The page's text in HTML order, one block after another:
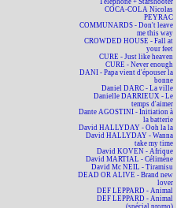
Téléphone + Starshooter
COCA-COLA Nicolas
PEYRAC
COMMUNARDS - Don't leave
me this way
CROWDED HOUSE - Fall at
your feet
CURE - Just like heaven
CURE - Never enough
DANI - Papa vient d'épouser la
bonne
Daniel DARC - La ville
Danielle DARRIEUX - Le
temps d'aimer
Dante AGOSTINI - Initiation à
la batterie
David HALLYDAY - Ooh la la
David HALLYDAY - Wanna
take my time
David KOVEN - Afrique
David MARTIAL - Célimène
David Mc NEIL - Tiramisu
DEAD OR ALIVE - Brand new
lover
DEF LEPPARD - Animal
DEF LEPPARD - Animal
(spécial promo)